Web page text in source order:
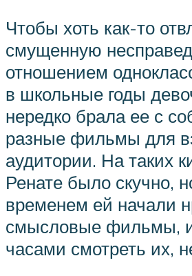
Чтобы хоть как-то
смущенную
отношением
в школьные годы
нередко брала ее с
разные фильмы для
аудитории. На таких
Ренате было скучно,
временем ей начали
смысловые фильмы,
часами смотреть их,